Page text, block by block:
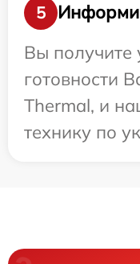
5
Вы получите
готовности
Thermal, и
технику по